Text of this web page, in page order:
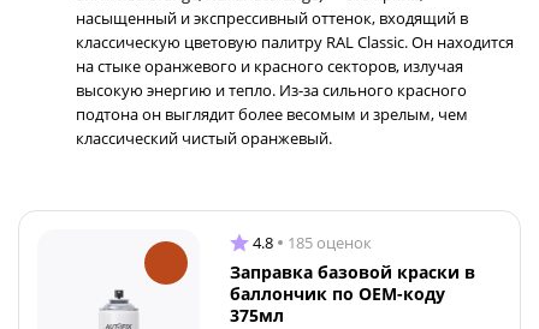
насыщенный и экспрессивный оттенок, входящий в
классическую цветовую палитру RAL Classic. Он находится
на стыке оранжевого и красного секторов, излучая
высокую энергию и тепло. Из-за сильного красного
подтона он выглядит более весомым и зрелым, чем
классический чистый оранжевый.
4.8 185 оценок
Заправка базовой краски в
баллончик по OEM-коду
375мл